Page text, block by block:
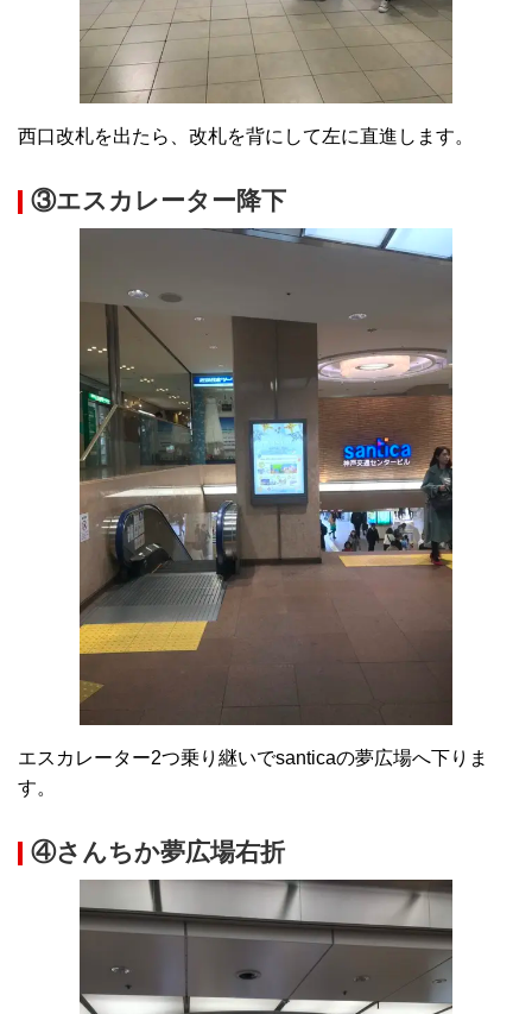
西口改札を出たら、改札を背にして左に直進します。
③エスカレーター降下
エスカレーター2つ乗り継いでsanticaの夢広場へ下りま
す。
④さんちか夢広場右折